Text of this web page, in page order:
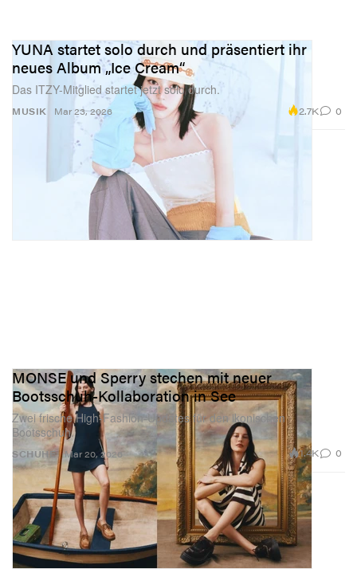
MUSIK
YUNA startet solo durch und präsentiert ihr
neues Album „Ice Cream“
Das ITZY-Mitglied startet jetzt solo durch.
Mar 23, 2026 2.7K 0
SCHUHE
MONSE und Sperry stechen mit neuer
Bootsschuh-Kollaboration in See
Zwei frische High-Fashion-Updates für den ikonischen
Bootsschuh.
Mar 20, 2026 1.4K 0